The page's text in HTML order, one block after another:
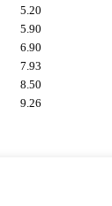
5.20
5.90
6.90
7.93
8.50
9.26